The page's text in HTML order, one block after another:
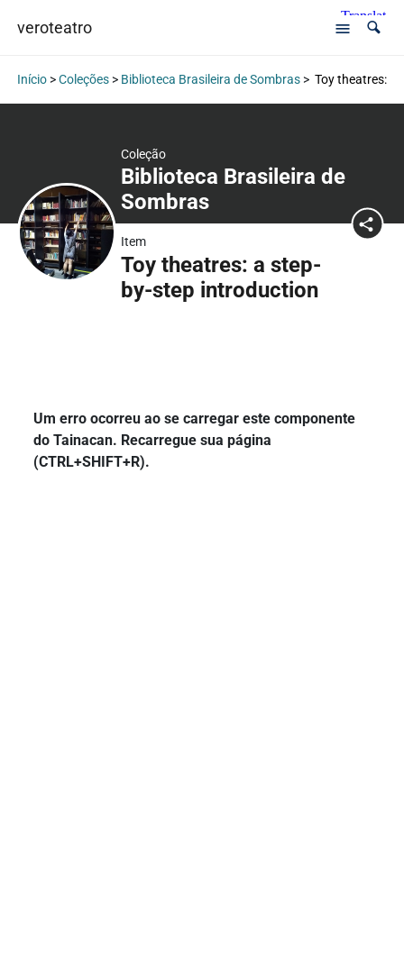
veroteatro
Início>Coleções> Biblioteca Brasileira de Sombras> Toy theatres: a
Coleção
Biblioteca Brasileira de
Sombras
Item
Toy theatres: a step-
by-step introduction
Um erro ocorreu ao se carregar este componente
do Tainacan. Recarregue sua página
(CTRL+SHIFT+R).